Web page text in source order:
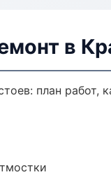
в
план работ,